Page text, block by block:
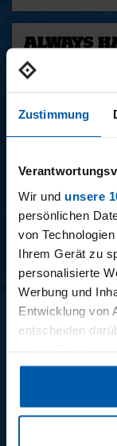
Zustimmung
Wir und unsere
persönlichen
von
Ihrem Gerät zu
personalisierte
Werbung und
Entwicklung von
entscheiden
Cookie-
Trigger Symbol
ALWAYS
15.12.2025
15 - STAFF-